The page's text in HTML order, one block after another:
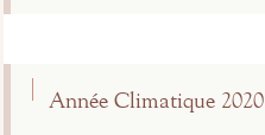
Année Climatique 2020